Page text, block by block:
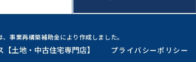
事業再構築補助金により作成しました。
土地・中古住宅専門店】 プライバシーポリシー